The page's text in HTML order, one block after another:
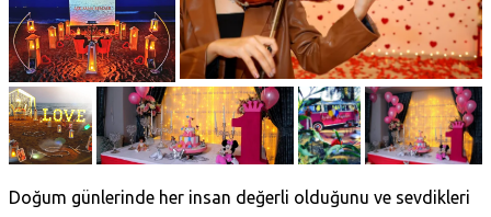
Doğum günlerinde her insan değerli olduğunu ve sevdikleri